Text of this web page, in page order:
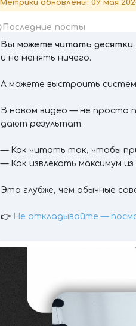
Метрики обновлены: 09 мая
Последние посты
Вы можете читать десятки
и не менять ничего.
А можете выстроить
В новом видео — не просто
дают результат.
— Как читать так, чтобы
— Как извлекать максимум из
Это глубже, чем обычные
👉 Не откладывайте —